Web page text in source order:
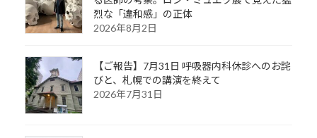
烈な「違和感」の正体
2026年8月2日
【ご報告】7月31日 呼吸器内科休診へのお詫
びと、札幌での講演を終えて
2026年7月31日